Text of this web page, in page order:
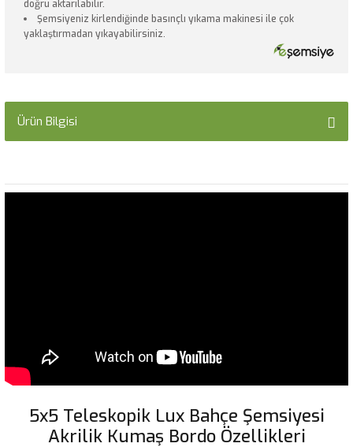
doğru aktarılabilir.
Şemsiyeniz kirlendiğinde basınçlı yıkama makinesi ile çok
yaklaştırmadan yıkayabilirsiniz.
Ürün Bilgisi
5x5 Teleskopik Lux Bahçe Şemsiyesi
Akrilik Kumaş Bordo Özellikleri